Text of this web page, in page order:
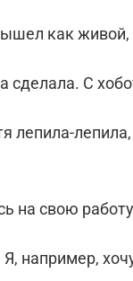
как живой,
сделала. С
лепила-
на свою
например,